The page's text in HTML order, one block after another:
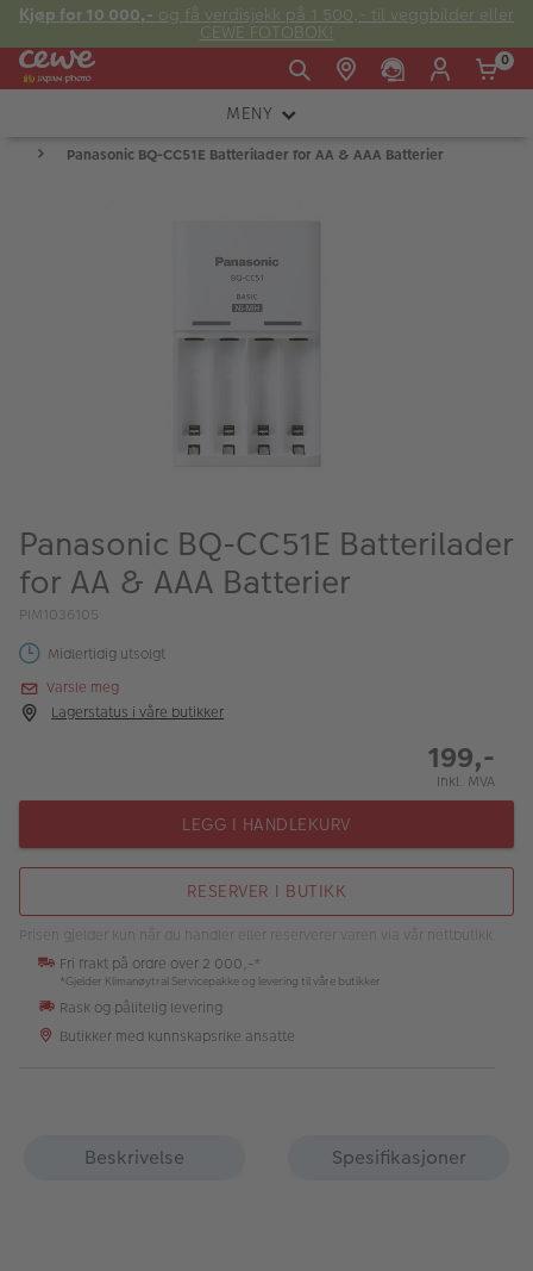
Kjøp for 10 000,- og få verdisjekk på 1 500,- til veggbilder eller
CEWE FOTOBOK!
Fre:
20:00
Søndag: 20:00
0
MENY
KAMERA
ALBUM
Kampanjer
Merker
Lagersalg
Inspirasjon
Butikkoversikt
Panasonic BQ-CC51E Batterilader for AA & AAA Batterier
Panasonic BQ-CC51E Batterilader
for AA & AAA Batterier
PIM1036105
Midlertidig utsolgt
Varsle meg
Lagerstatus i våre butikker
199,-
Inkl. MVA
LEGG I HANDLEKURV
RESERVER I BUTIKK
Prisen gjelder kun når du handler eller reserverer varen via vår nettbutikk.
Fri frakt på ordre over 2 000,-*
*Gjelder Klimanøytral Servicepakke og levering til våre butikker
Rask og pålitelig levering
Butikker med kunnskapsrike ansatte
Beskrivelse Spesifikasjoner